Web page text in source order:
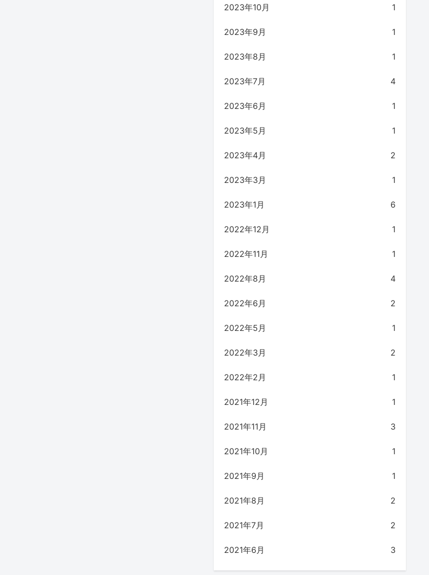
2023年10月 1
2023年9月 1
2023年8月 1
2023年7月 4
2023年6月 1
2023年5月 1
2023年4月 2
2023年3月 1
2023年1月 6
2022年12月 1
2022年11月 1
2022年8月 4
2022年6月 2
2022年5月 1
2022年3月 2
2022年2月 1
2021年12月 1
2021年11月 3
2021年10月 1
2021年9月 1
2021年8月 2
2021年7月 2
2021年6月 3